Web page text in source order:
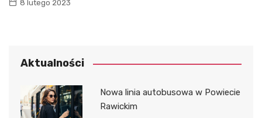
8 lutego 2023
Aktualności
Nowa linia autobusowa w Powiecie
Rawickim